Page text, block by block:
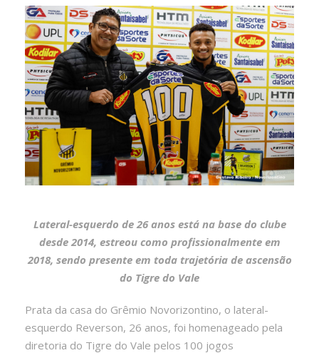
Lateral-esquerdo de 26 anos está na base do clube
desde 2014, estreou como profissionalmente em
2018, sendo presente em toda trajetória de ascensão
do Tigre do Vale
Prata da casa do Grêmio Novorizontino, o lateral-
esquerdo Reverson, 26 anos, foi homenageado pela
diretoria do Tigre do Vale pelos 100 jogos